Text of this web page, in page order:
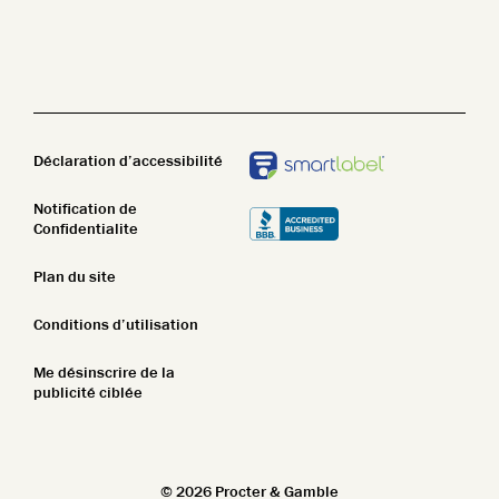
Déclaration d’accessibilité
Notification de
Confidentialite
Plan du site
Conditions d’utilisation
Me désinscrire de la
publicité ciblée
©2026 Procter & Gamble